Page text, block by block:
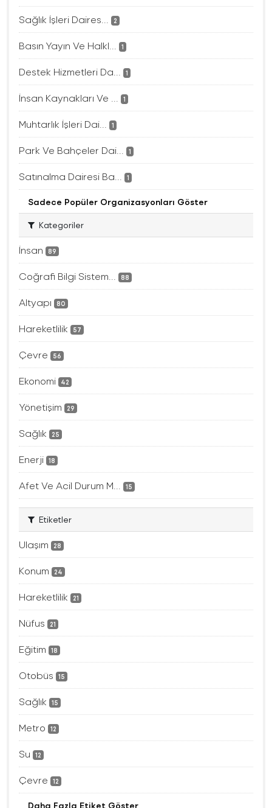
Sağlık İşleri Daires... 2
Basın Yayın Ve Halkl... 1
Destek Hizmetleri Da... 1
İnsan Kaynakları Ve ... 1
Muhtarlık İşleri Dai... 1
Park Ve Bahçeler Dai... 1
Satınalma Dairesi Ba... 1
Sadece Popüler Organizasyonları Göster
Kategoriler
İnsan 89
Coğrafi Bilgi Sistem... 88
Altyapı 80
Hareketlilik 57
Çevre 56
Ekonomi 42
Yönetişim 29
Sağlık 25
Enerji 18
Afet Ve Acil Durum M... 15
Etiketler
Ulaşım 28
Konum 24
Hareketlilik 21
Nüfus 21
Eğitim 18
Otobüs 15
Sağlık 15
Metro 12
Su 12
Çevre 12
Daha Fazla Etiket Göster